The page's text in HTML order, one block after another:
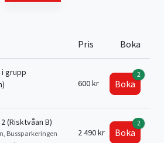
Pris Boka
grupp
600 kr Boka
2
(Risktvåan B)
Bussparkeringen
2 490 kr Boka
2